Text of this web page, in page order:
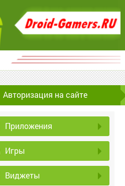
Авторизация на сайте
Приложения
Игры
Виджеты